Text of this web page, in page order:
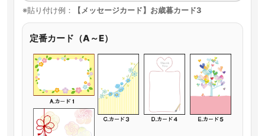
※貼り付け例： 【メッセージカード】お歳暮カード3
定番カード（A～E）